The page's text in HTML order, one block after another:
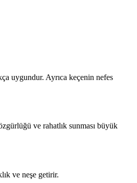
uygundur. Ayrıca keçenin nefes
ve rahatlık sunması büyük
ve neşe getirir.